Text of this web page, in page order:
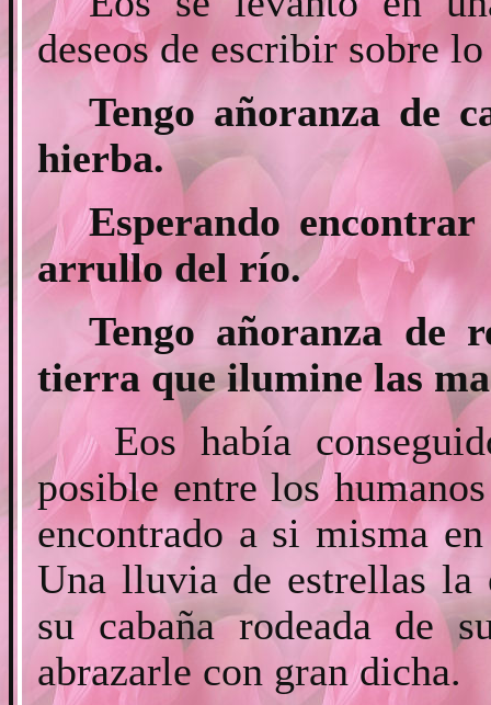
deseos de escribir sobre
Tengo añoranza de
hierba.
Esperando
arrullo del río.
Tengo añoranza de
tierra que ilumine las
Eos había
posible entre los
encontrado a si misma
Una lluvia de estrellas
su cabaña rodeada de
abrazarle con gran dicha.